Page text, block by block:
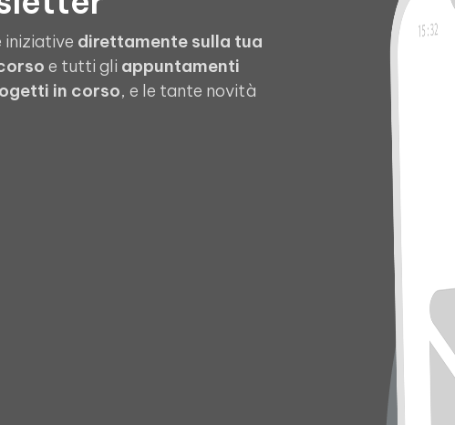
iniziative direttamente sulla tua
e tutti gli appuntamenti
in corso, e le tante novità